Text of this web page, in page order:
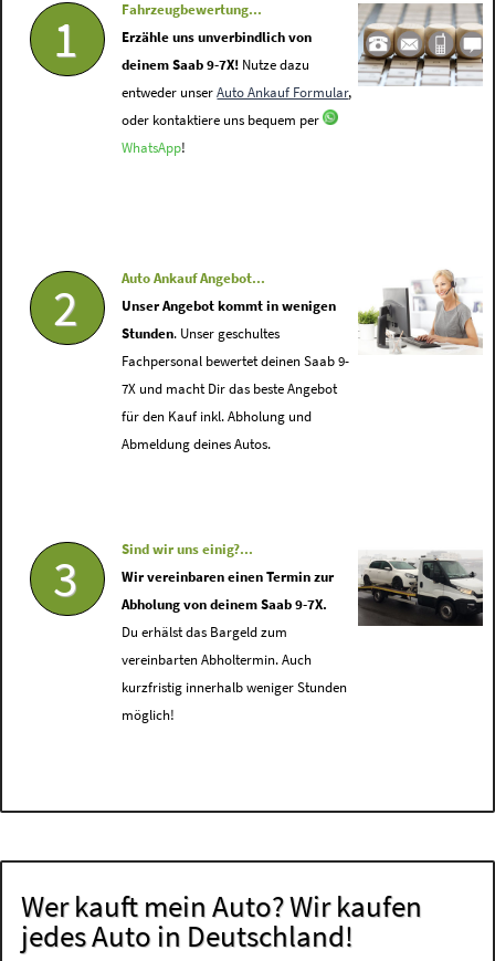
1
Fahrzeugbewertung...
Erzähle uns unverbindlich von
deinem Saab 9-7X! Nutze dazu
entweder unserAuto Ankauf Formular,
oder kontaktiere uns bequem per
WhatsApp!
2
Auto Ankauf Angebot...
Unser Angebot kommt in wenigen
Stunden. Unser geschultes
Fachpersonal bewertet deinen Saab 9-
7X und macht Dir das beste Angebot
für den Kauf inkl. Abholung und
Abmeldung deines Autos.
3
Sind wir uns einig?...
Wir vereinbaren einen Termin zur
Abholung von deinem Saab 9-7X.
Du erhälst das Bargeld zum
vereinbarten Abholtermin. Auch
kurzfristig innerhalb weniger Stunden
möglich!
Wer kauft mein Auto? Wir kaufen
jedes Auto in Deutschland!